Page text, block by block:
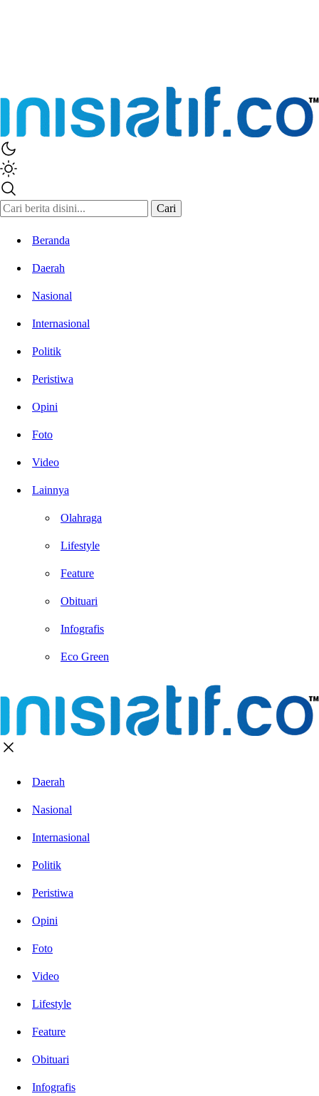
Inisiatif.co
Stay Connected Stay Informed
Cari
Beranda
Daerah
Nasional
Internasional
Politik
Peristiwa
Opini
Foto
Video
Lainnya
Olahraga
Lifestyle
Feature
Obituari
Infografis
Eco Green
Daerah
Nasional
Internasional
Politik
Peristiwa
Opini
Foto
Video
Lifestyle
Feature
Obituari
Infografis